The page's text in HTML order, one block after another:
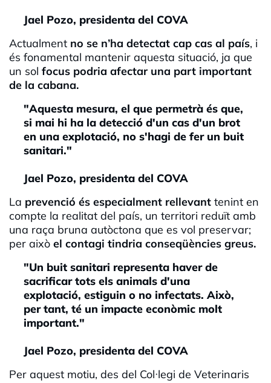
Jael Pozo, presidenta del COVA
Actualment no se n’ha detectat cap cas al país, i
és fonamental mantenir aquesta situació, ja que
un sol focus podria afectar una part important
de la cabana.
"Aquesta mesura, el que permetrà és que,
si mai hi ha la detecció d'un cas d'un brot
en una explotació, no s'hagi de fer un buit
sanitari."
Jael Pozo, presidenta del COVA
La prevenció és especialment rellevant tenint en
compte la realitat del país, un territori reduït amb
una raça bruna autòctona que es vol preservar;
per això el contagi tindria conseqüències greus.
"Un buit sanitari representa haver de
sacrificar tots els animals d'una
explotació, estiguin o no infectats. Això,
per tant, té un impacte econòmic molt
important."
Jael Pozo, presidenta del COVA
Per aquest motiu, des del Col·legi de Veterinaris